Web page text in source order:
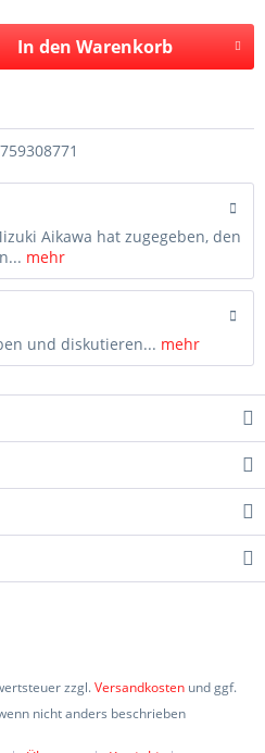
In den Warenkorb
Aikawa hat zugegeben, den
mehr
und diskutieren... mehr
zzgl.Versandkosten und ggf.
nicht anders beschrieben